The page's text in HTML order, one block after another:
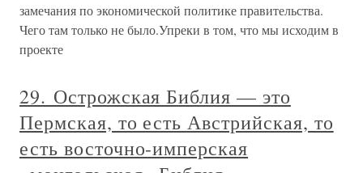
замечания по экономической политике правительства.
Чего там только не было.Упреки в том, что мы исходим в
проекте
29. Острожская Библия — это
Пермская, то есть Австрийская, то
есть восточно-имперская